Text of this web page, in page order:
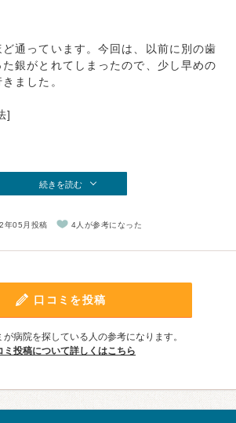
通っています。今回は、以前に別の歯
銀がとれてしまったので、少し早めの
ました。
]
続きを読む
年05月投稿 4人が参考になった
口コミを投稿
病院を探している人の参考になります。
ミ投稿について詳しくはこちら